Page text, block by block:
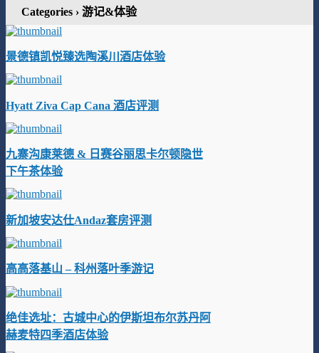
Categories ›游记&体验
景德镇凯悦臻选陶溪川酒店体验
Hyatt Ziva Cap Cana 酒店评测
九寨沟康莱德 & 日赛谷丽思卡尔顿隐世
下午茶体验
新加坡安达仕Andaz套房评测
高高落基山 – 科州落叶季游记
绝佳选址：古城中心的伊斯坦布尔苏丹阿
赫麦特四季酒店体验